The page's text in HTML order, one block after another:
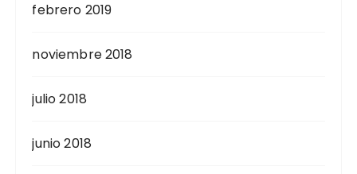
febrero 2019
noviembre 2018
julio 2018
junio 2018